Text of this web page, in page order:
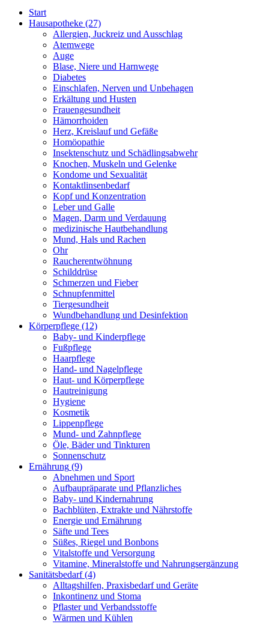
Start
Hausapotheke (27)
Allergien, Juckreiz und Ausschlag
Atemwege
Auge
Blase, Niere und Harnwege
Diabetes
Einschlafen, Nerven und Unbehagen
Erkältung und Husten
Frauengesundheit
Hämorrhoiden
Herz, Kreislauf und Gefäße
Homöopathie
Insektenschutz und Schädlingsabwehr
Knochen, Muskeln und Gelenke
Kondome und Sexualität
Kontaktlinsenbedarf
Kopf und Konzentration
Leber und Galle
Magen, Darm und Verdauung
medizinische Hautbehandlung
Mund, Hals und Rachen
Ohr
Raucherentwöhnung
Schilddrüse
Schmerzen und Fieber
Schnupfenmittel
Tiergesundheit
Wundbehandlung und Desinfektion
Körperpflege (12)
Baby- und Kinderpflege
Fußpflege
Haarpflege
Hand- und Nagelpflege
Haut- und Körperpflege
Hautreinigung
Hygiene
Kosmetik
Lippenpflege
Mund- und Zahnpflege
Öle, Bäder und Tinkturen
Sonnenschutz
Ernährung (9)
Abnehmen und Sport
Aufbaupräparate und Pflanzliches
Baby- und Kindernahrung
Bachblüten, Extrakte und Nährstoffe
Energie und Ernährung
Säfte und Tees
Süßes, Riegel und Bonbons
Vitalstoffe und Versorgung
Vitamine, Mineralstoffe und Nahrungsergänzung
Sanitätsbedarf(4)
Alltagshilfen, Praxisbedarf und Geräte
Inkontinenz und Stoma
Pflaster und Verbandsstoffe
Wärmen und Kühlen